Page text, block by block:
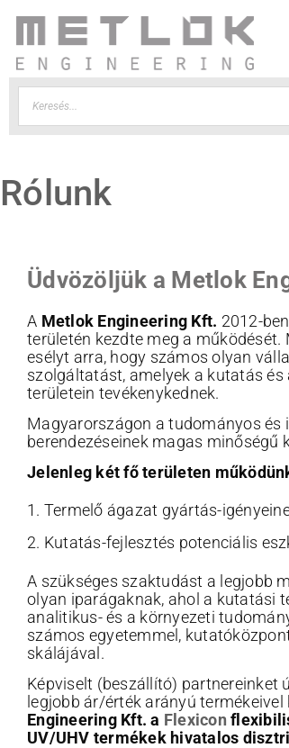
Rólunk
Üdvözöljük a Metlok
A Metlok Engineering Kft. 2012-
területén kezdte meg a
esélyt arra, hogy számos olyan
szolgáltatást, amelyek a kutatás
területein tevékenykednek.
Magyarországon a tudományos és
berendezéseinek magas minőségű
Jelenleg két fő területen
Termelő ágazat gyártás-
Kutatás-fejlesztés potenciális
A szükséges szaktudást a legjobb
olyan iparágaknak, ahol a kutatási
analitikus- és a környezeti
számos egyetemmel,
skálájával.
Képviselt (beszállító) partnereinket
legjobb ár/érték arányú
Engineering Kft. a Flexicon
UV/UHV termékek hivatalos